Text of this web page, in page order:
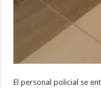
El personal policial se